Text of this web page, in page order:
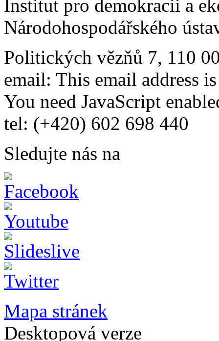
Institut pro demokracii a
Národohospodářského
Politických vězňů 7, 110
email: This email address
You need JavaScript
tel: (+420) 602 698 440
Sledujte nás na
Mapa stránek
Desktopová verze